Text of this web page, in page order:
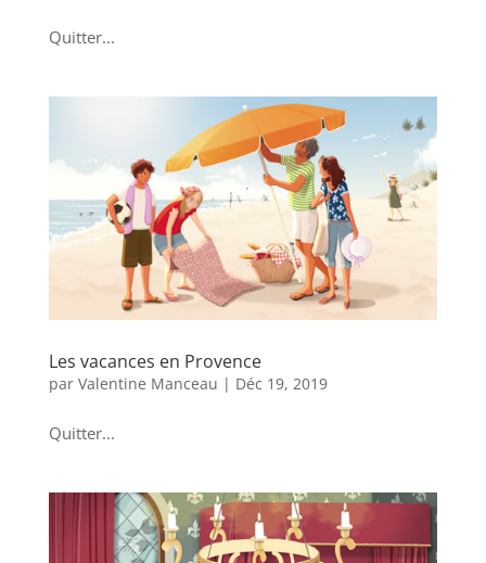
Quitter...
Les vacances en Provence
par Valentine Manceau | Déc 19, 2019
Quitter...